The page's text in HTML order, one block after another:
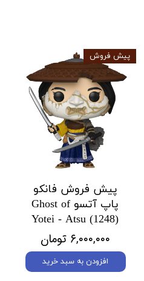
پیش فروش فانکو
پاپ آتسو Ghost of
Yotei - Atsu (1248)
۶,۰۰۰,۰۰۰ تومان
افزودن به سبد خرید
پیش فروش